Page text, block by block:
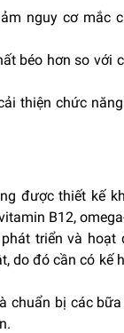
nguy cơ mắc
béo hơn so với
thiện chức
được thiết kế
B12,
triển và hoạt
do đó cần có kế
chuẩn bị các